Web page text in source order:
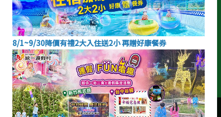
8/1~9/30降價有禮2大入住送2小 再贈好康餐券
本網站使用cookies。使用本網站即表示您同意我們根據隱私權